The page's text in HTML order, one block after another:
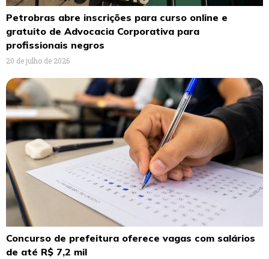
Petrobras abre inscrições para curso online e
gratuito de Advocacia Corporativa para
profissionais negros
20 de julho de 2026
Concurso de prefeitura oferece vagas com salários
de até R$ 7,2 mil